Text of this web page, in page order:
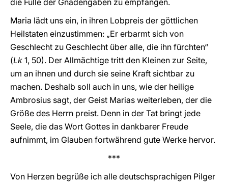
die Fülle der Gnadengaben zu empfangen.
Maria lädt uns ein, in ihren Lobpreis der göttlichen
Heilstaten einzustimmen: „Er erbarmt sich von
Geschlecht zu Geschlecht über alle, die ihn fürchten“
(Lk 1, 50). Der Allmächtige tritt den Kleinen zur Seite,
um an ihnen und durch sie seine Kraft sichtbar zu
machen. Deshalb soll auch in uns, wie der heilige
Ambrosius sagt, der Geist Marias weiterleben, der die
Größe des Herrn preist. Denn in der Tat bringt jede
Seele, die das Wort Gottes in dankbarer Freude
aufnimmt, im Glauben fortwährend gute Werke hervor.
***
Von Herzen begrüße ich alle deutschsprachigen Pilger